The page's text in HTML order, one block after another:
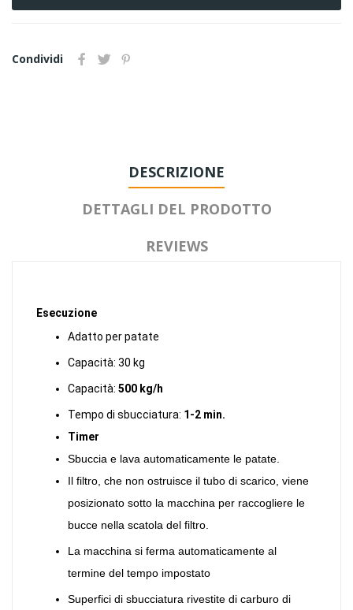
Condividi
DESCRIZIONE
DETTAGLI DEL PRODOTTO
REVIEWS
Esecuzione
Adatto per patate
Capacità: 30 kg
Capacità: 500 kg/h
Tempo di sbucciatura: 1-2 min.
Timer
Sbuccia e lava automaticamente le patate.
Il filtro, che non ostruisce il tubo di scarico, viene
posizionato sotto la macchina per raccogliere le
bucce nella scatola del filtro.
La macchina si ferma automaticamente al
termine del tempo impostato
Superfici di sbucciatura rivestite di carburo di